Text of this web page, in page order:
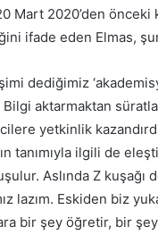
Mart 2020’den
ifade eden Elmas,
dediğimiz
aktarmaktan
yetkinlik
tanımıyla ilgili de
Aslında Z
lazım. Eskiden biz
bir şey öğretir, bir